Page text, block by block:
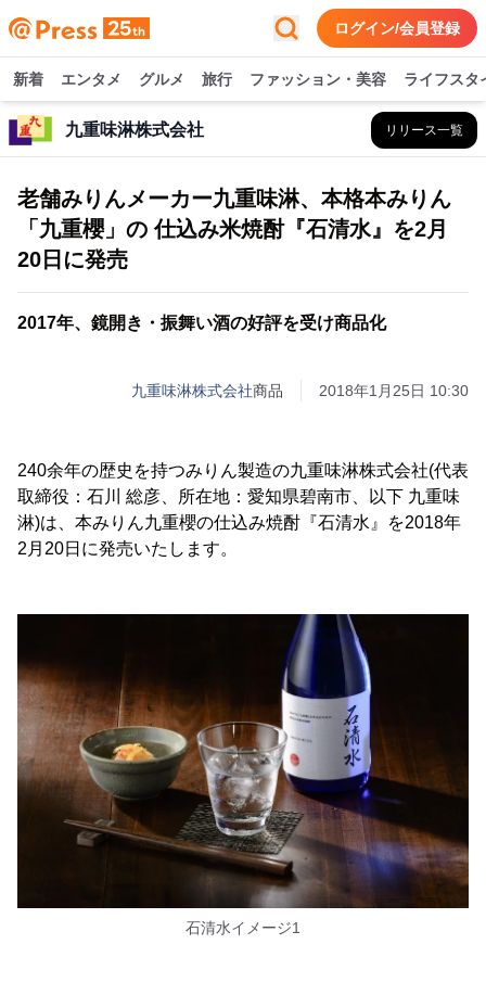
ログイン/会員登録
新着 エンタメ グルメ 旅行 ファッション・美容 ライフスタ
九重味淋株式会社 リリース一覧
老舗みりんメーカー九重味淋、本格本みりん
「九重櫻」の 仕込み米焼酎『石清水』を2月
20日に発売
2017年、鏡開き・振舞い酒の好評を受け商品化
九重味淋株式会社商品 2018年1月25日 10:30
240余年の歴史を持つみりん製造の九重味淋株式会社(代表
取締役：石川 総彦、所在地：愛知県碧南市、以下 九重味
淋)は、本みりん九重櫻の仕込み焼酎『石清水』を2018年
2月20日に発売いたします。
石清水イメージ1